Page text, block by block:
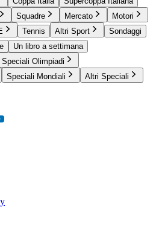
Squadre Mercato
Motori
Tennis Altri Sport
Sondaggi
Un libro a settimana
Speciali Olimpiadi
Speciali Mondiali Altri Speciali